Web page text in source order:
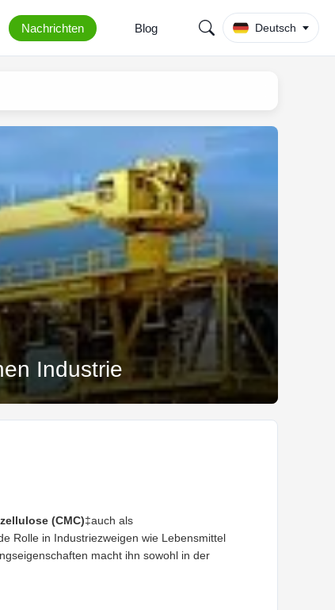
Nachrichten Blog Deutsch
Industrie
(CMC)‡auch als
Rolle in Industriezweigen wie Lebensmittel
macht ihn sowohl in der